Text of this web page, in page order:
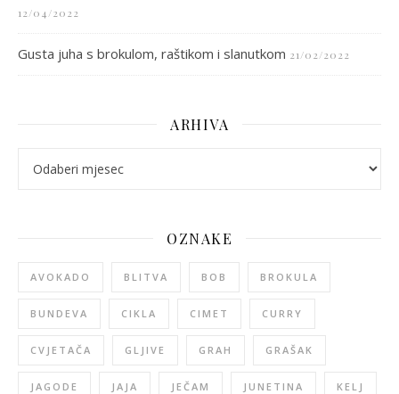
12/04/2022
Gusta juha s brokulom, raštikom i slanutkom 21/02/2022
ARHIVA
OZNAKE
AVOKADO BLITVA BOB BROKULA
BUNDEVA CIKLA CIMET CURRY
CVJETAČA GLJIVE GRAH GRAŠAK
JAGODE JAJA JEČAM JUNETINA KELJ